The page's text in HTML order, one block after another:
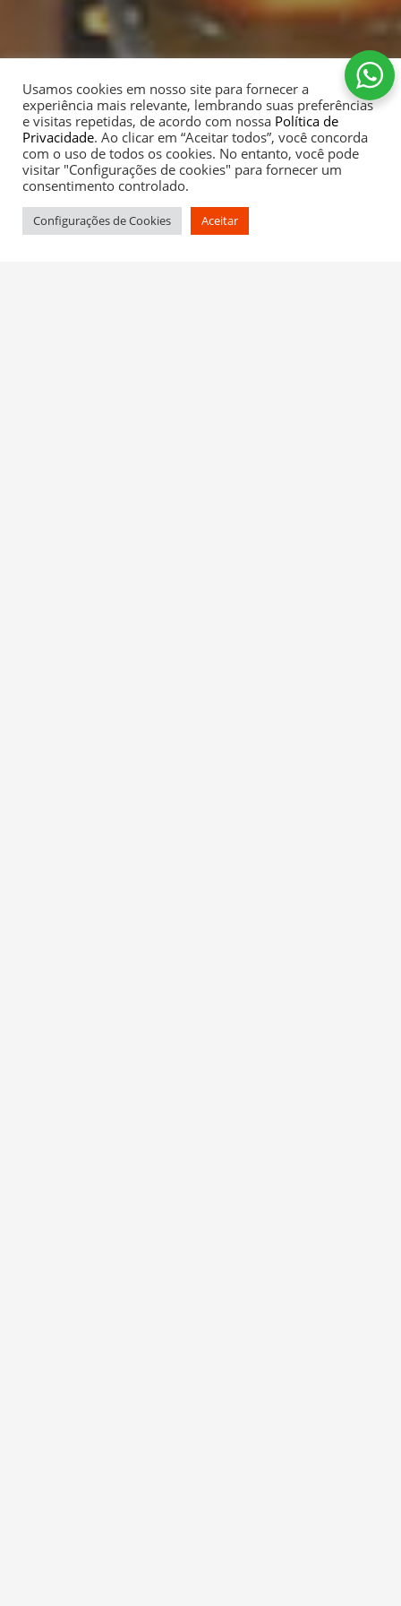
Usamos cookies em nosso site para fornecer a
experiência mais relevante, lembrando suas preferências
e visitas repetidas, de acordo com nossa Política de
Privacidade. Ao clicar em “Aceitar todos”, você concorda
com o uso de todos os cookies. No entanto, você pode
visitar "Configurações de cookies" para fornecer um
consentimento controlado.
Configurações de Cookies Aceitar